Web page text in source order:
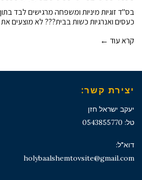
בס"ד זוגיות מיניות ומשפחה מרגישים לבד
כעסים ואנרגיות כשות בבית??? לא מוצעים
קרא עוד ←
יצירת קשר:
יעקב ישראל חזן
טל: 0543855770
דוא"ל:
holybaalshemtovsite@gmail.com